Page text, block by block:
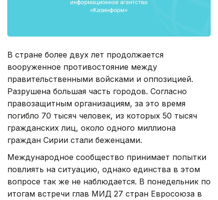
В стране более двух лет продолжается
вооруженное противостояние между
правительственными войсками и оппозицией.
Разрушена большая часть городов. Согласно
правозащитным организациям, за это время
погибло 70 тысяч человек, из которых 50 тысяч
гражданских лиц, около одного миллиона
граждан Сирии стали беженцами.
Международное сообщество принимает попытки
повлиять на ситуацию, однако единства в этом
вопросе так же не наблюдается. В понедельник по
итогам встречи глав МИД 27 стран Евросоюза в